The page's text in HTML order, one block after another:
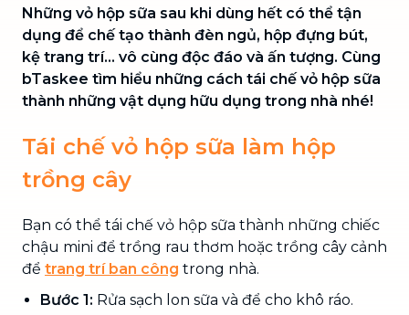
Những vỏ hộp sữa sau khi dùng hết có thể tận
dụng để chế tạo thành đèn ngủ, hộp đựng bút,
kệ trang trí… vô cùng độc đáo và ấn tượng. Cùng
bTaskee tìm hiểu những cách tái chế vỏ hộp sữa
thành những vật dụng hữu dụng trong nhà nhé!
Tái chế vỏ hộp sữa làm hộp
trồng cây
Bạn có thể tái chế vỏ hộp sữa thành những chiếc
chậu mini để trồng rau thơm hoặc trồng cây cảnh
để trang trí ban công trong nhà.
Bước 1: Rửa sạch lon sữa và để cho khô ráo.